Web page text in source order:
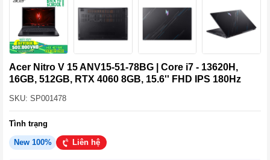
Acer Nitro V 15 ANV15-51-78BG | Core i7 - 13620H,
16GB, 512GB, RTX 4060 8GB, 15.6'' FHD IPS 180Hz
SKU: SP001478
Tình trạng
New 100% Liên hệ